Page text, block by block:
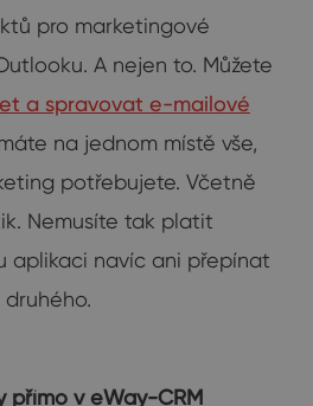
pro marketingové
A nejen to. Můžete
a spravovat e-mailové
na jednom místě vše,
potřebujete. Včetně
Nemusíte tak platit
aplikaci navíc ani přepínat
přímo v eWay-CRM